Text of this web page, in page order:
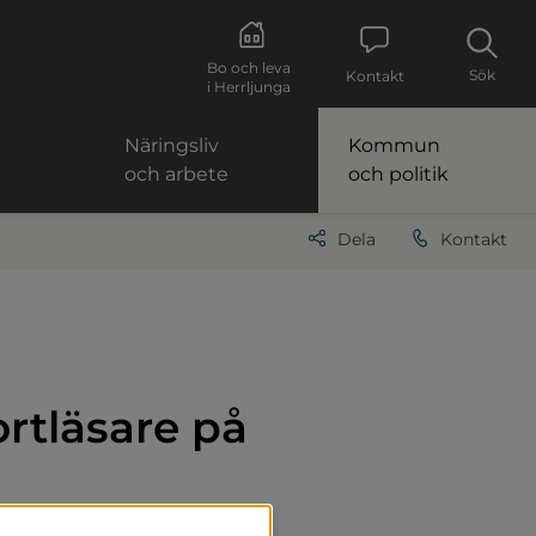
Bo och leva
i Herrljunga
Kontakt Sök
Näringsliv
och arbete
Kommun
och politik
Dela Kontakt
på